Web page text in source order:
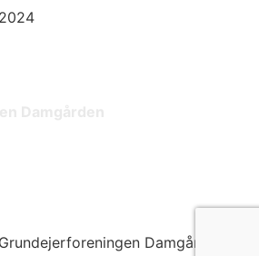
Damgården.